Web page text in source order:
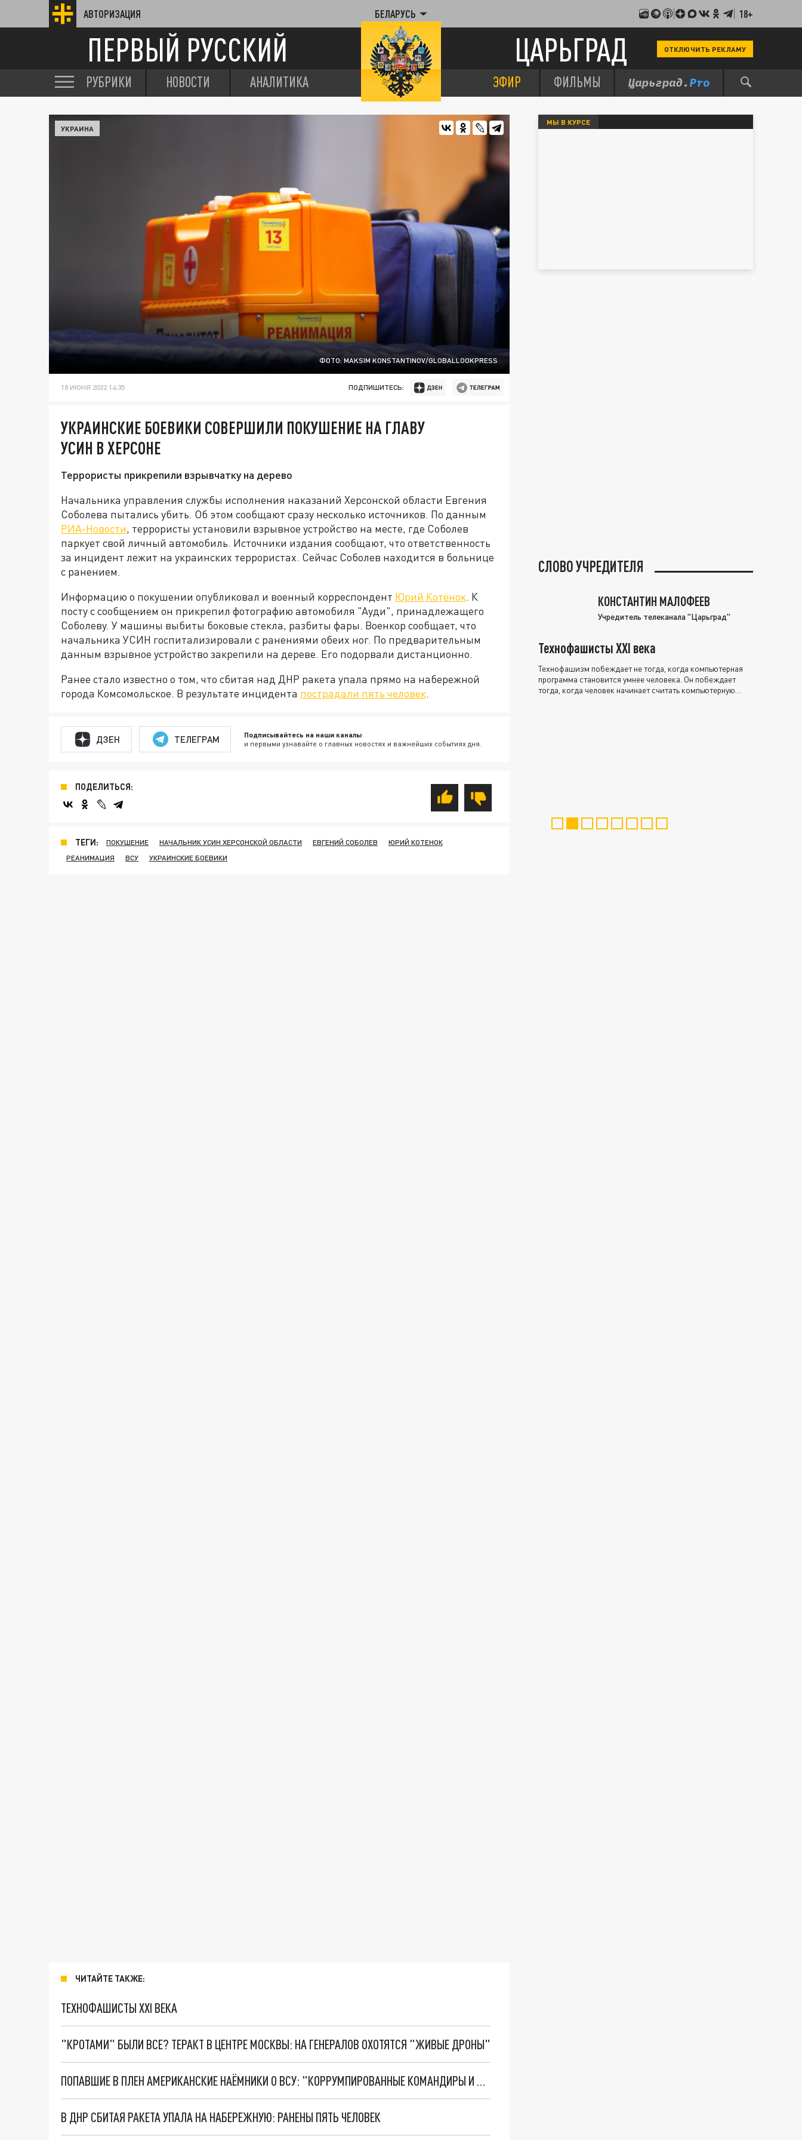
АВТОРИЗАЦИЯ БЕЛАРУСЬ 18+
ПЕРВЫЙ РУССКИЙ ЦАРЬГРАД ОТКЛЮЧИТЬ РЕКЛАМУ
РУБРИКИ НОВОСТИ АНАЛИТИКА ЭФИР ФИЛЬМЫ
ФОТО: MAKSIM KONSTANTINOV/GLOBALLOOKPRESS
УКРАИНА
18 ИЮНЯ 2022 14:35 ПОДПИШИТЕСЬ:
УКРАИНСКИЕ БОЕВИКИ СОВЕРШИЛИ ПОКУШЕНИЕ НА ГЛАВУ
УСИН В ХЕРСОНЕ
Террористы прикрепили взрывчатку на дерево
Начальника управления службы исполнения наказаний Херсонской области Евгения
Соболева пытались убить. Об этом сообщают сразу несколько источников. По данным
РИА-Новости, террористы установили взрывное устройство на месте, где Соболев
паркует свой личный автомобиль. Источники издания сообщают, что ответственность
за инцидент лежит на украинских террористах. Сейчас Соболев находится в больнице
с ранением.
Информацию о покушении опубликовал и военный корреспондент Юрий Котёнок. К
посту с сообщением он прикрепил фотографию автомобиля "Ауди", принадлежащего
Соболеву. У машины выбиты боковые стекла, разбиты фары. Военкор сообщает, что
начальника УСИН госпитализировали с ранениями обеих ног. По предварительным
данным взрывное устройство закрепили на дереве. Его подорвали дистанционно.
Ранее стало известно о том, что сбитая над ДНР ракета упала прямо на набережной
города Комсомольское. В результате инцидента пострадали пять человек.
ДЗЕН ТЕЛЕГРАМ Подписывайтесь на наши каналы
и первыми узнавайте о главных новостях и важнейших событиях дня.
ПОДЕЛИТЬСЯ:
ТЕГИ: ПОКУШЕНИЕ НАЧАЛЬНИК УСИН ХЕРСОНСКОЙ ОБЛАСТИ ЕВГЕНИЙ СОБОЛЕВ
ЮРИЙ КОТЕНОК
РЕАНИМАЦИЯ
ВСУ УКРАИНСКИЕ БОЕВИКИ
ЧИТАЙТЕ ТАКЖЕ:
ТЕХНОФАШИСТЫ XXI ВЕКА
"КРОТАМИ" БЫЛИ ВСЕ? ТЕРАКТ В ЦЕНТРЕ МОСКВЫ: НА ГЕНЕРАЛОВ ОХОТЯТСЯ "ЖИВЫЕ ДРОНЫ"
ПОПАВШИЕ В ПЛЕН АМЕРИКАНСКИЕ НАЁМНИКИ О ВСУ: "КОРРУМПИРОВАННЫЕ КОМАНДИРЫ И НЕПОДГОТОВЛЕННЫЕ ВОЙСКА"
В ДНР СБИТАЯ РАКЕТА УПАЛА НА НАБЕРЕЖНУЮ: РАНЕНЫ ПЯТЬ ЧЕЛОВЕК
МЫ В КУРСЕ
СЛОВО УЧРЕДИТЕЛЯ
КОНСТАНТИН МАЛОФЕЕВ
Учредитель телеканала "Царьград"
Технофашисты XXI века
Технофашизм побеждает не тогда, когда компьютерная
программа становится умнее человека. Он побеждает
тогда, когда человек начинает считать компьютерную